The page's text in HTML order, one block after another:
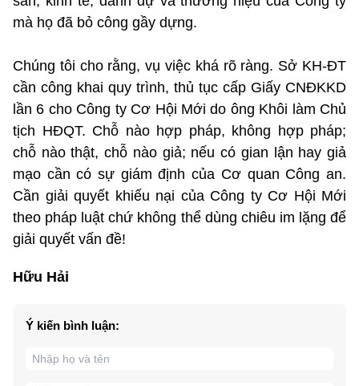
mà họ đã bỏ công gầy dựng.
Chúng tôi cho rằng, vụ việc khá rõ ràng. Sở KH-ĐT
cần công khai quy trình, thủ tục cấp Giấy CNĐKKD
lần 6 cho Công ty Cơ Hội Mới do ông Khôi làm Chủ
tịch HĐQT. Chỗ nào hợp pháp, không hợp pháp;
chỗ nào thật, chỗ nào giả; nếu có gian lận hay giả
mạo cần có sự giám định của Cơ quan Công an.
Cần giải quyết khiếu nại của Công ty Cơ Hội Mới
theo pháp luật chứ không thể dùng chiêu im lặng để
giải quyết vấn đề!
Hữu Hải
Ý kiến bình luận: